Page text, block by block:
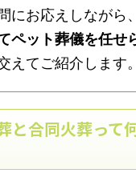
にお応えしながら、
ペット葬儀を任せ
えてご紹介します。
と合同火葬って